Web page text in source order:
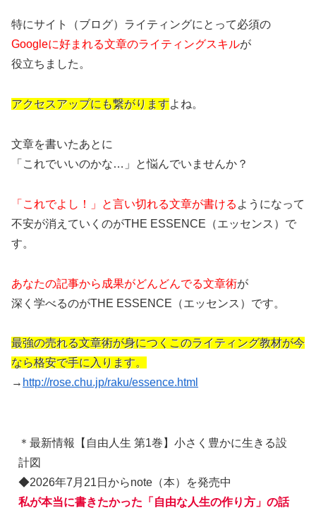
特にサイト（ブログ）ライティングにとって必須の
Googleに好まれる文章のライティングスキルが
役立ちました。
アクセスアップにも繋がりますよね。
文章を書いたあとに
「これでいいのかな…」と悩んでいませんか？
「これでよし！」と言い切れる文章が書ける ようになって
不安が消えていくのがTHE ESSENCE（エッセンス）で
す。
あなたの記事から成果がどんどんでる文章術が
深く学べるのがTHE ESSENCE（エッセンス）です。
最強の売れる文章術が身につくこのライティング教材が今
なら格安で手に入ります。
→ http://rose.chu.jp/raku/essence.html
＊最新情報【自由人生 第1巻】小さく豊かに生きる設
計図
◆2026年7月21日からnote（本）を発売中
私が本当に書きたかった「自由な人生の作り方」の話